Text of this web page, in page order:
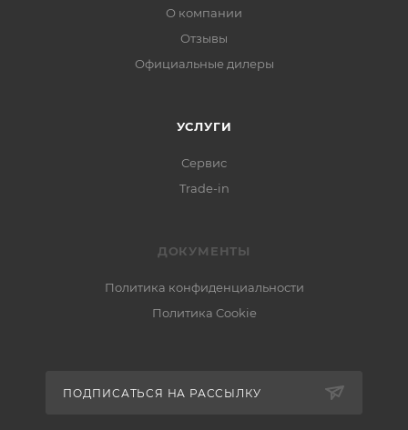
О компании
Отзывы
Официальные дилеры
УСЛУГИ
Сервис
Trade-in
ДОКУМЕНТЫ
Политика конфиденциальности
Политика Cookie
ПОДПИСАТЬСЯ НА РАССЫЛКУ